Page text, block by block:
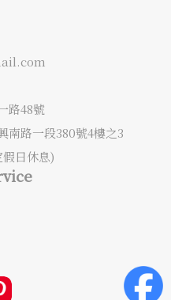
路48號
南路一段380號4樓之3
日休息)